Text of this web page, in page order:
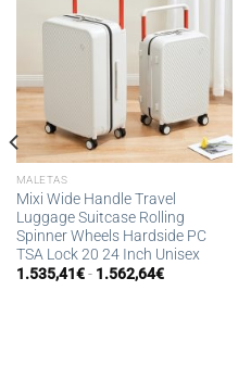
MALETAS
Mixi Wide Handle Travel
Luggage Suitcase Rolling
Spinner Wheels Hardside PC
TSA Lock 20 24 Inch Unisex
1.535,41€ - 1.562,64€Rango